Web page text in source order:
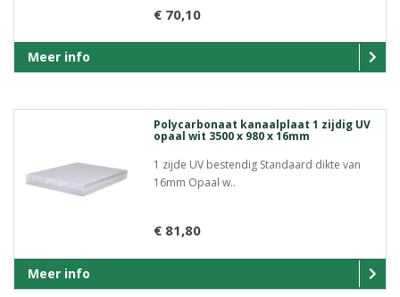
€ 70,10
Meer info
Polycarbonaat kanaalplaat 1 zijdig UV
opaal wit 3500 x 980 x 16mm
1 zijde UV bestendig Standaard dikte van
16mm Opaal w..
€ 81,80
Meer info